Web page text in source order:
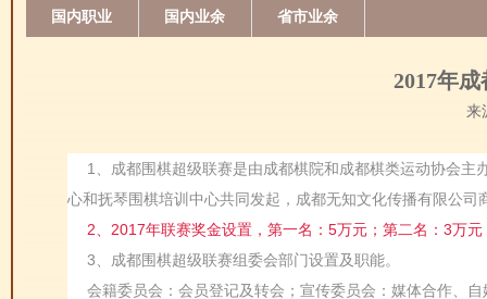
国内职业 国内业余 省市业余
2017年
来
1、成都围棋超级联赛是由成都棋院和成都棋类运动协会
心和抚琴围棋培训中心共同发起，成都无知文化传播有限公司
2、2017年联赛奖金设置，第一名：5万元；第二名：3万
3、成都围棋超级联赛组委会部门设置及职能。
会籍委员会：会员登记及转会；宣传委员会：媒体合作、